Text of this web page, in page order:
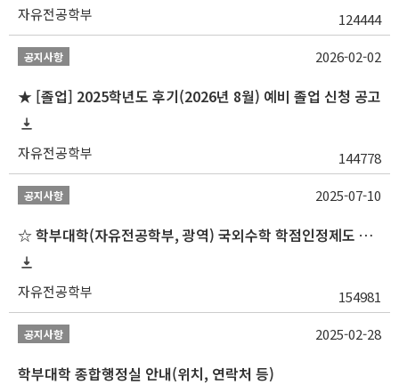
자유전공학부 124444
공지사항
★ [졸업] 2025학년도 후기(2026년 8월) 예비 졸업 신청 공고
자유전공학부 144778
2026-02-02
공지사항
☆ 학부대학(자유전공학부, 광역) 국외수학 학점인정제도 변경 안내(2025-2학기 파견학생부터)
자유전공학부 154981
2025-07-10
공지사항
학부대학 종합행정실 안내(위치, 연락처 등)
2025-02-28